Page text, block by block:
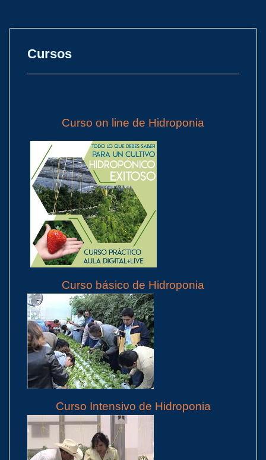
Cursos
Curso on line de Hidroponia
Curso básico de Hidroponia
Curso Intensivo de Hidroponia